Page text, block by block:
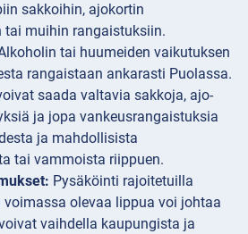
sakkoihin, ajokortin
tai muihin rangaistuksiin.
tai huumeiden vaikutuksen
rangaistaan ankarasti Puolassa.
saada valtavia sakkoja, ajo-
ja jopa vankeusrangaistuksia
ja mahdollisista
tai vammoista riippuen.
Pysäköinti rajoitetuilla
olevaa lippua voi johtaa
vaihdella kaupungista ja